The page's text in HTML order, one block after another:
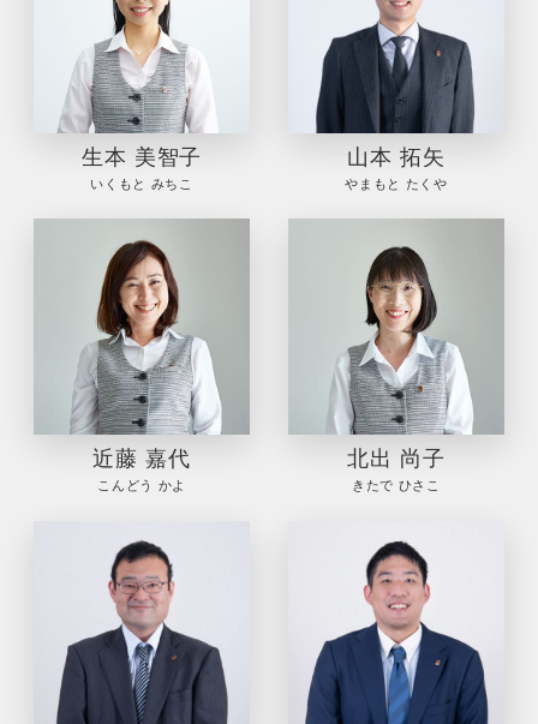
生本 美智子
いくもと みちこ
山本 拓矢
やまもと たくや
近藤 嘉代
こんどう かよ
北出 尚子
きたで ひさこ